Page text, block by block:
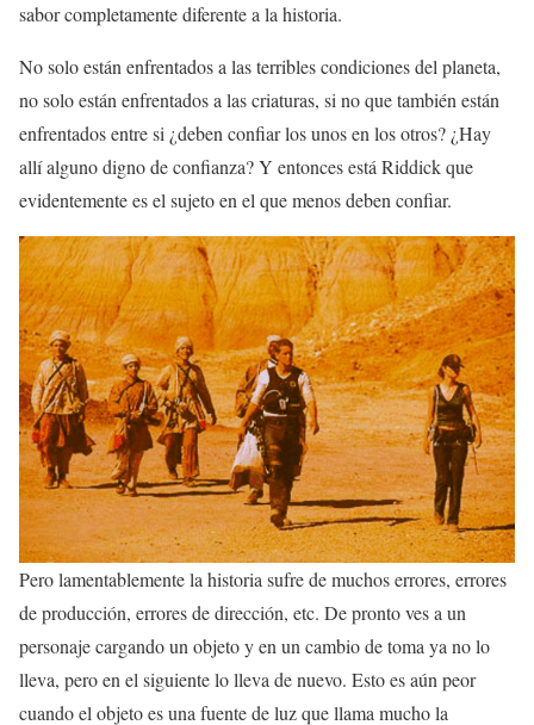
sabor completamente diferente a la historia.
No solo están enfrentados a las terribles condiciones del planeta,
no solo están enfrentados a las criaturas, si no que también están
enfrentados entre si ¿deben confiar los unos en los otros? ¿Hay
allí alguno digno de confianza? Y entonces está Riddick que
evidentemente es el sujeto en el que menos deben confiar.
Pero lamentablemente la historia sufre de muchos errores, errores
de producción, errores de dirección, etc. De pronto ves a un
personaje cargando un objeto y en un cambio de toma ya no lo
lleva, pero en el siguiente lo lleva de nuevo. Esto es aún peor
cuando el objeto es una fuente de luz que llama mucho la